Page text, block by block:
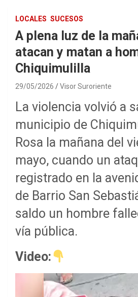
LOCALES SUCESOS
A plena luz de la
atacan y matan a
Chiquimulilla
29/05/2026 Visor Suroriente
La violencia volvió a
municipio de
Rosa la mañana del
mayo, cuando un
registrado en la
de Barrio San
saldo un hombre
vía pública.
Video: